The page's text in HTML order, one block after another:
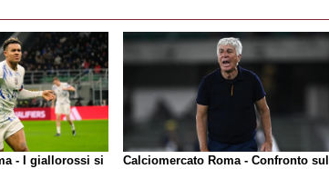
- I giallorossi si
Calciomercato Roma - Confronto sul